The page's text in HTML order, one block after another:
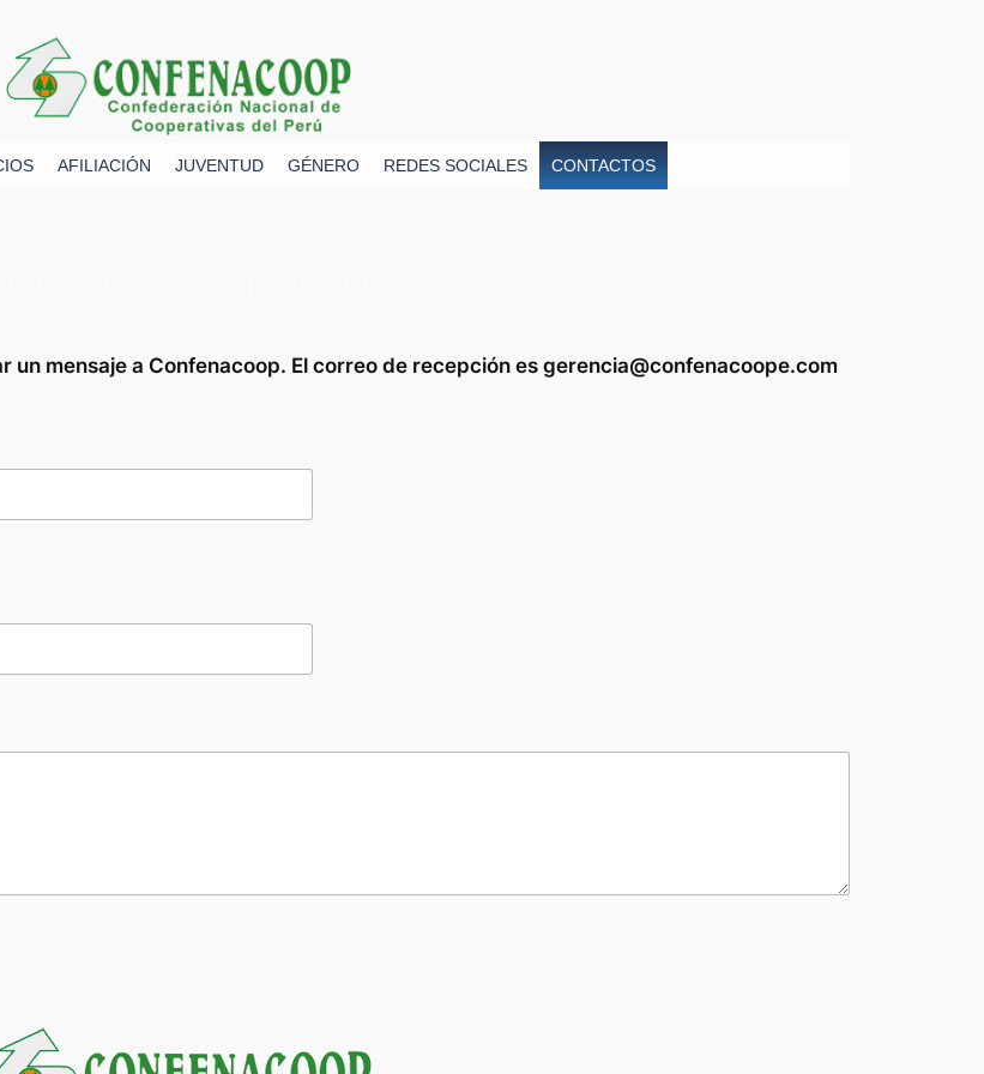
AFILIACIÓN JUVENTUD GÉNERO REDES SOCIALES CONTACTOS
un mensaje a Confenacoop. El correo de recepción es gerencia@confenacoope.com